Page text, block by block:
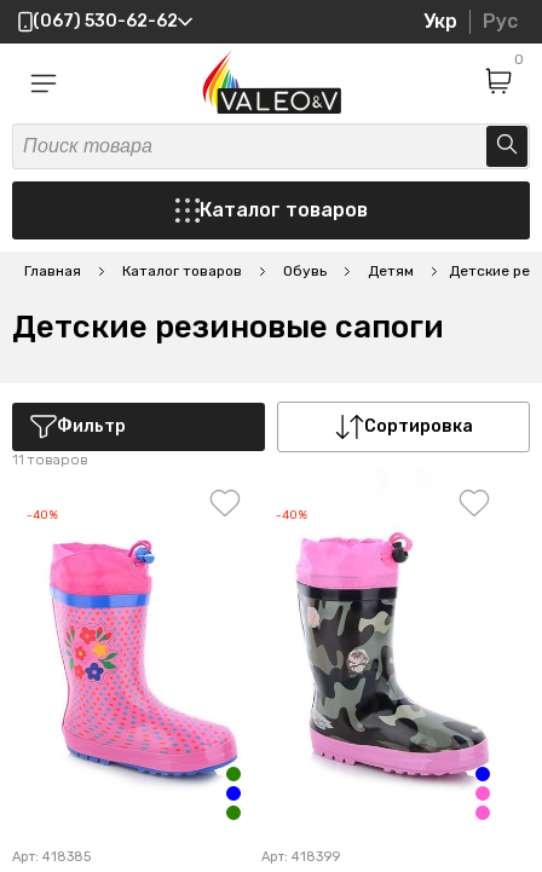
(067) 530-62-62 Укр Рус
0
Каталог товаров
Главная Каталог товаров Обувь Детям Детские
Детские резиновые сапоги
Фильтр Сортировка
11 товаров
-40%
Арт: 418385
-40%
Арт: 418399